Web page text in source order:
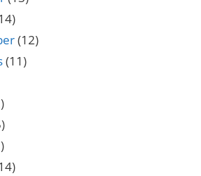
(12)
(11)